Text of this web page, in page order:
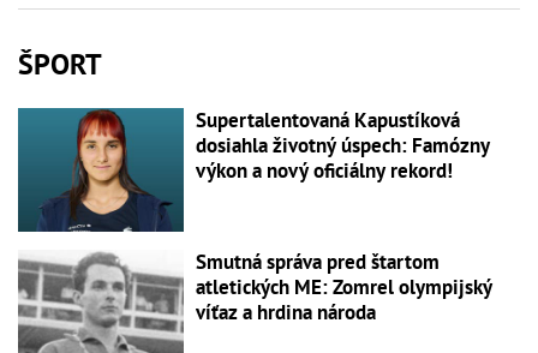
ŠPORT
Supertalentovaná Kapustíková
dosiahla životný úspech: Famózny
výkon a nový oficiálny rekord!
Smutná správa pred štartom
atletických ME: Zomrel olympijský
víťaz a hrdina národa